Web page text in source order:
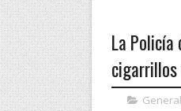
La
cigarrillos